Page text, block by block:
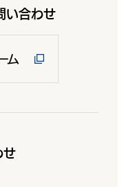
い合わせ
ム
せ